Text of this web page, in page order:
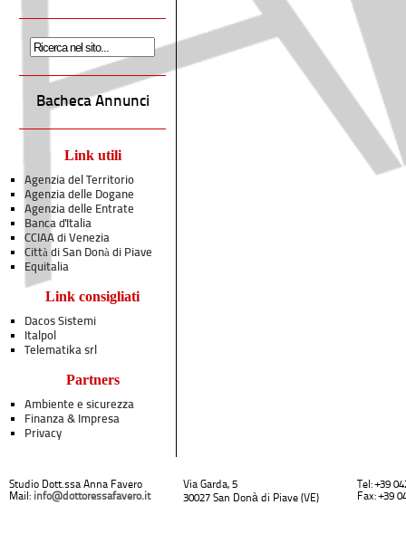
Bacheca Annunci
Link utili
Agenzia del Territorio
Agenzia delle Dogane
Agenzia delle Entrate
Banca d'Italia
CCIAA di Venezia
Città di San Donà di Piave
Equitalia
Link consigliati
Dacos Sistemi
Italpol
Telematika srl
Partners
Ambiente e sicurezza
Finanza & Impresa
Privacy
Studio Dott.ssa Anna Favero
Mail: info@dottoressafavero.it
Via Garda, 5
30027 San Donà di Piave (VE)
Tel: +39
Fax: +39